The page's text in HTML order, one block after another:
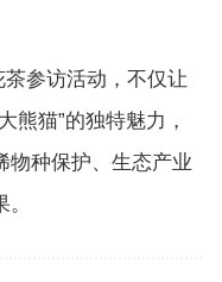
参访活动，不仅让
熊猫”的独特魅力，
物种保护、生态产业